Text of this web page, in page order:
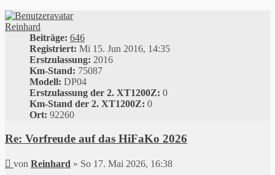
Reinhard
Beiträge: 646
Registriert: Mi 15. Jun 2016, 14:35
Erstzulassung: 2016
Km-Stand: 75087
Modell: DP04
Erstzulassung der 2. XT1200Z: 0
Km-Stand der 2. XT1200Z: 0
Ort: 92260
Re: Vorfreude auf das HiFaKo 2026
Beitrag
von Reinhard » So 17. Mai 2026, 16:38